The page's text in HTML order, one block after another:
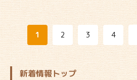
1 2 3 4
新着情報トップ